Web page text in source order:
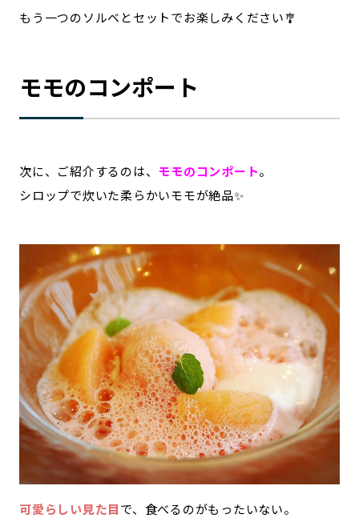
もう一つのソルベとセットでお楽しみください🎐
モモのコンポート
次に、ご紹介するのは、 モモのコンポート。
シロップで炊いた柔らかいモモが絶品✨
可愛らしい見た目で、食べるのがもったいない。